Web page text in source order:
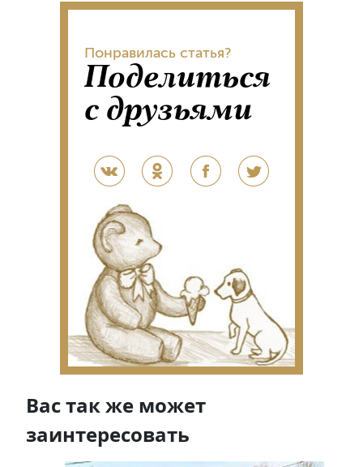
Понравилась статья?
Поделиться
с друзьями
Вас так же может
заинтересовать